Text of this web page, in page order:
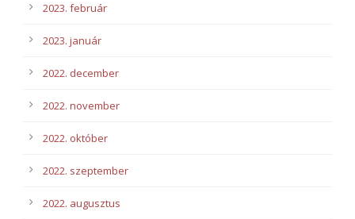
2023. február
2023. január
2022. december
2022. november
2022. október
2022. szeptember
2022. augusztus